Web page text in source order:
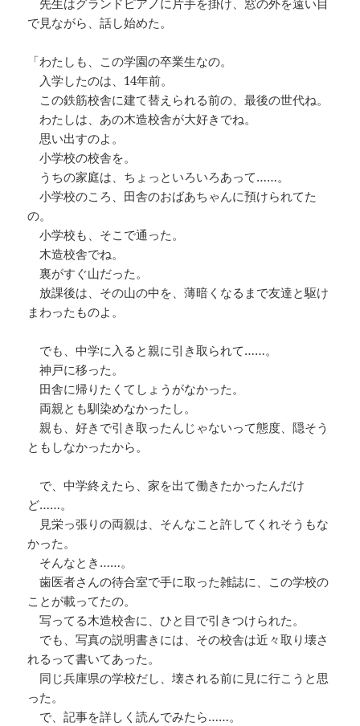
先生はグランドピアノに片手を掛け、窓の外を遠い目
で見ながら、話し始めた。
「わたしも、この学園の卒業生なの。
入学したのは、14年前。
この鉄筋校舎に建て替えられる前の、最後の世代ね。
わたしは、あの木造校舎が大好きでね。
思い出すのよ。
小学校の校舎を。
うちの家庭は、ちょっといろいろあって……。
小学校のころ、田舎のおばあちゃんに預けられてた
の。
小学校も、そこで通った。
木造校舎でね。
裏がすぐ山だった。
放課後は、その山の中を、薄暗くなるまで友達と駆け
まわったものよ。
でも、中学に入ると親に引き取られて……。
神戸に移った。
田舎に帰りたくてしょうがなかった。
両親とも馴染めなかったし。
親も、好きで引き取ったんじゃないって態度、隠そう
ともしなかったから。
で、中学終えたら、家を出て働きたかったんだけ
ど……。
見栄っ張りの両親は、そんなこと許してくれそうもな
かった。
そんなとき……。
歯医者さんの待合室で手に取った雑誌に、この学校の
ことが載ってたの。
写ってる木造校舎に、ひと目で引きつけられた。
でも、写真の説明書きには、その校舎は近々取り壊さ
れるって書いてあった。
同じ兵庫県の学校だし、壊される前に見に行こうと思
った。
で、記事を詳しく読んでみたら……。